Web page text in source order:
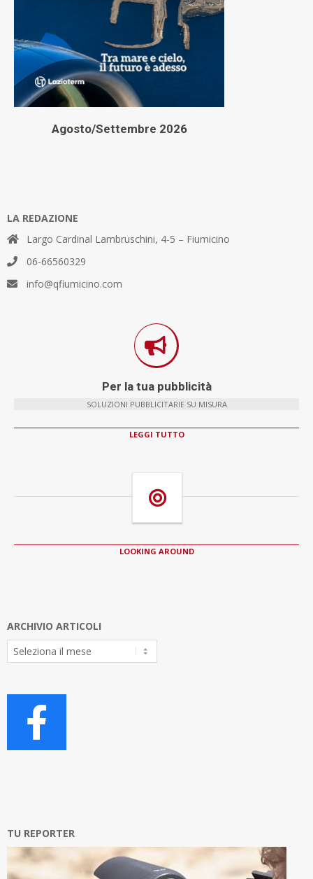
Agosto/Settembre 2026
LA REDAZIONE
Largo Cardinal Lambruschini, 4-5 – Fiumicino
06-66560329
info@qfiumicino.com
Per la tua pubblicità
SOLUZIONI PUBBLICITARIE SU MISURA
LEGGI TUTTO
LOOKING AROUND
ARCHIVIO ARTICOLI
Archivio
Articoli
TU REPORTER